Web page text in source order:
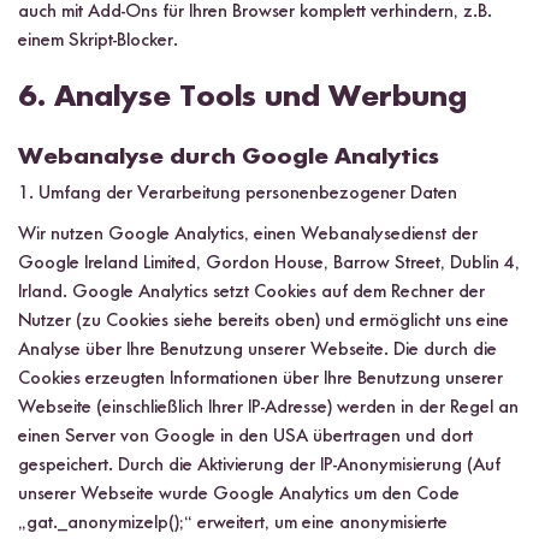
auch mit Add-Ons für Ihren Browser komplett verhindern, z.B.
einem Skript-Blocker.
6. Analyse Tools und Werbung
Webanalyse durch Google Analytics
1. Umfang der Verarbeitung personenbezogener Daten
Wir nutzen Google Analytics, einen Webanalysedienst der
Google Ireland Limited, Gordon House, Barrow Street, Dublin 4,
Irland. Google Analytics setzt Cookies auf dem Rechner der
Nutzer (zu Cookies siehe bereits oben) und ermöglicht uns eine
Analyse über Ihre Benutzung unserer Webseite. Die durch die
Cookies erzeugten Informationen über Ihre Benutzung unserer
Webseite (einschließlich Ihrer IP-Adresse) werden in der Regel an
einen Server von Google in den USA übertragen und dort
gespeichert. Durch die Aktivierung der IP-Anonymisierung (Auf
unserer Webseite wurde Google Analytics um den Code
„gat._anonymizeIp();“ erweitert, um eine anonymisierte